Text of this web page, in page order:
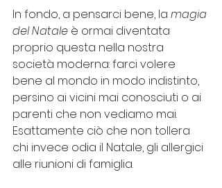
In fondo, a pensarci bene, la magia
del Natale è ormai diventata
proprio questa nella nostra
società moderna: farci volere
bene al mondo in modo indistinto,
persino ai vicini mai conosciuti o ai
parenti che non vediamo mai.
Esattamente ciò che non tollera
chi invece odia il Natale, gli allergici
alle riunioni di famiglia.